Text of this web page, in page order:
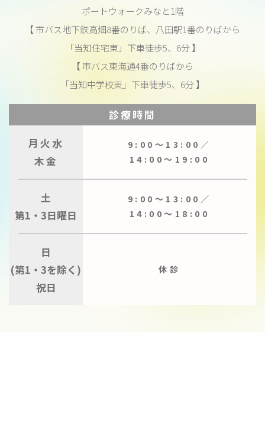
ポートウォークみなと1階
【 市バス地下鉄高畑8番のりば、八田駅1番のりばから
「当知住宅東」下車徒歩5、6分 】
【 市バス東海通4番のりばから
「当知中学校東」下車徒歩5、6分 】
診療時間
月火水
木金
9:00〜13:00／
14:00〜19:00
土
第1・3日曜日
9:00〜13:00／
14:00〜18:00
日
(第1・3を除く)
祝日
休診